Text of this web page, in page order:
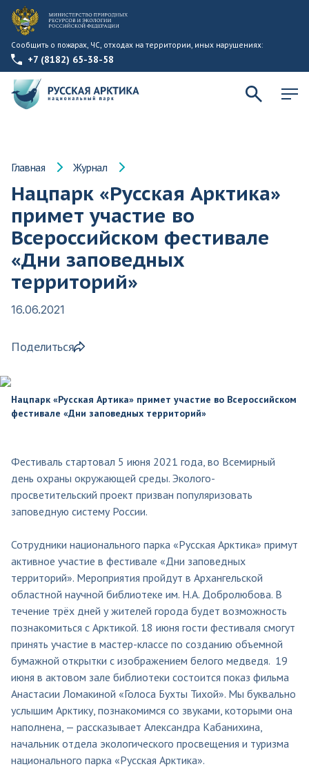
Сообщить о пожарах, ЧС, отходах на территории, иных нарушениях:
+7 (8182) 65-38-58
Главная Журнал
Нацпарк «Русская Арктика»
примет участие во
Всероссийском фестивале
«Дни заповедных
территорий»
16.06.2021
Поделиться
Нацпарк «Русская Артика» примет участие во Всероссийском
фестивале «Дни заповедных территорий»
Фестиваль стартовал 5 июня 2021 года, во Всемирный
день охраны окружающей среды. Эколого-
просветительский проект призван популяризовать
заповедную систему России.
Сотрудники национального парка «Русская Арктика» примут
активное участие в фестивале «Дни заповедных
территорий». Мероприятия пройдут в Архангельской
областной научной библиотеке им. Н.А. Добролюбова. В
течение трёх дней у жителей города будет возможность
познакомиться с Арктикой. 18 июня гости фестиваля смогут
принять участие в мастер-классе по созданию объемной
бумажной открытки с изображением белого медведя. 19
июня в актовом зале библиотеки состоится показ фильма
Анастасии Ломакиной «Голоса Бухты Тихой». Мы буквально
услышим Арктику, познакомимся со звуками, которыми она
наполнена, — рассказывает Александра Кабанихина,
начальник отдела экологического просвещения и туризма
национального парка «Русская Арктика».